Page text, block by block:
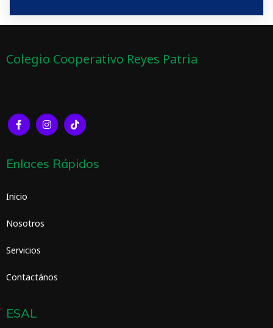
Colegio Cooperativo Reyes Patria
Enlaces Rápidos
Inicio
Nosotros
Servicios
Contactános
ESAL